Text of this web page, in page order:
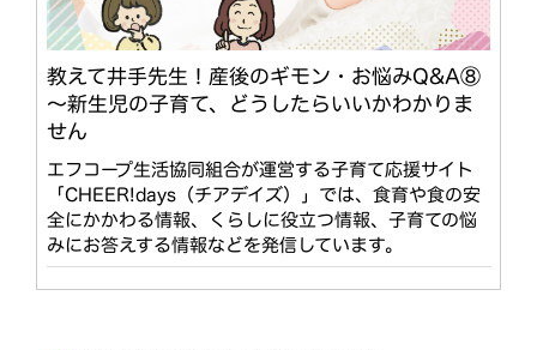
教えて井手先生！産後のギモン・お悩みQ&A⑧
～新生児の子育て、どうしたらいいかわかりま
せん
エフコープ生活協同組合が運営する子育て応援サイト
「CHEER!days（チアデイズ）」では、食育や食の安
全にかかわる情報、くらしに役立つ情報、子育ての悩
みにお答えする情報などを発信しています。